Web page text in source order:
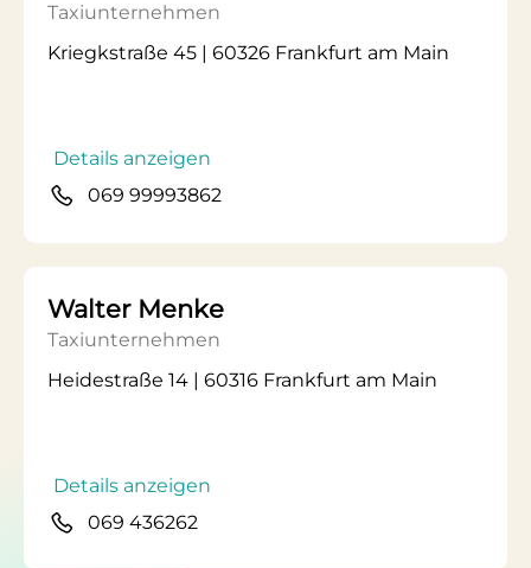
Taxiunternehmen
Kriegkstraße 45 | 60326 Frankfurt am Main
Details anzeigen
069 99993862
Walter Menke
Taxiunternehmen
Heidestraße 14 | 60316 Frankfurt am Main
Details anzeigen
069 436262